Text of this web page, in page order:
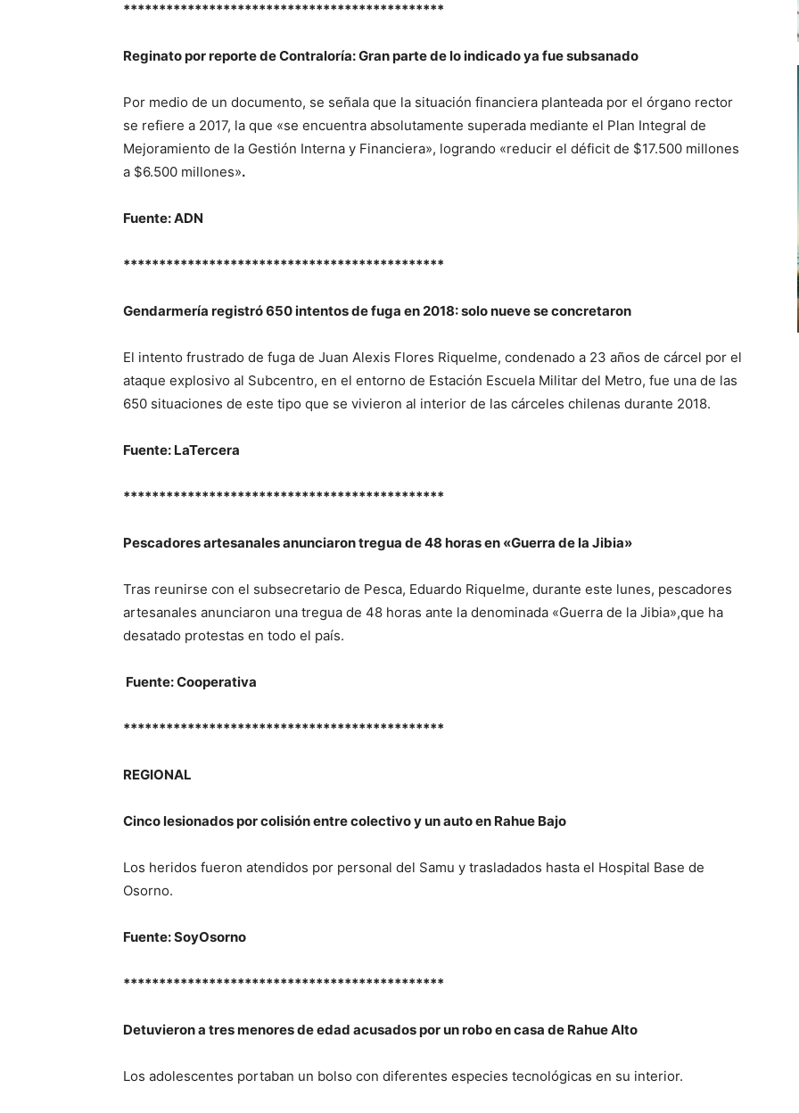
*********************************************
Reginato por reporte de Contraloría: Gran parte de lo indicado ya fue subsanado
Por medio de un documento, se señala que la situación financiera planteada por el órgano rector
se refiere a 2017, la que «se encuentra absolutamente superada mediante el Plan Integral de
Mejoramiento de la Gestión Interna y Financiera», logrando «reducir el déficit de $17.500 millones
a $6.500 millones».
Fuente: ADN
*********************************************
Gendarmería registró 650 intentos de fuga en 2018: solo nueve se concretaron
El intento frustrado de fuga de Juan Alexis Flores Riquelme, condenado a 23 años de cárcel por el
ataque explosivo al Subcentro, en el entorno de Estación Escuela Militar del Metro, fue una de las
650 situaciones de este tipo que se vivieron al interior de las cárceles chilenas durante 2018.
Fuente: LaTercera
*********************************************
Pescadores artesanales anunciaron tregua de 48 horas en «Guerra de la Jibia»
Tras reunirse con el subsecretario de Pesca, Eduardo Riquelme, durante este lunes, pescadores
artesanales anunciaron una tregua de 48 horas ante la denominada «Guerra de la Jibia»,que ha
desatado protestas en todo el país.
Fuente: Cooperativa
*********************************************
REGIONAL
Cinco lesionados por colisión entre colectivo y un auto en Rahue Bajo
Los heridos fueron atendidos por personal del Samu y trasladados hasta el Hospital Base de
Osorno.
Fuente: SoyOsorno
*********************************************
Detuvieron a tres menores de edad acusados por un robo en casa de Rahue Alto
Los adolescentes portaban un bolso con diferentes especies tecnológicas en su interior.